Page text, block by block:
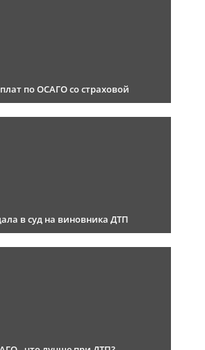
по ОСАГО со страховой
в суд на виновника ДТП